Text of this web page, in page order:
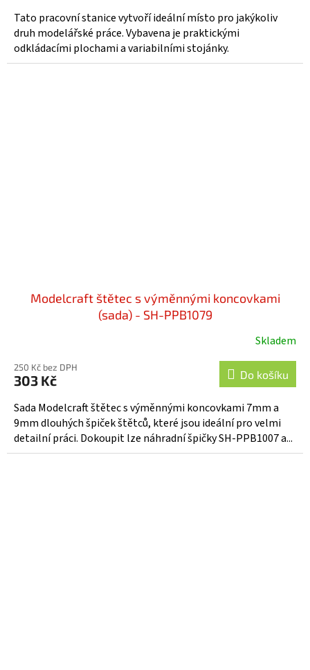
Tato pracovní stanice vytvoří ideální místo pro jakýkoliv
druh modelářské práce. Vybavena je praktickými
odkládacími plochami a variabilními stojánky.
Modelcraft štětec s výměnnými koncovkami
(sada) - SH-PPB1079
Skladem
250 Kč bez DPH
303 Kč Do košíku
Sada Modelcraft štětec s výměnnými koncovkami 7mm a
9mm dlouhých špiček štětců, které jsou ideální pro velmi
detailní práci. Dokoupit lze náhradní špičky SH-PPB1007 a...